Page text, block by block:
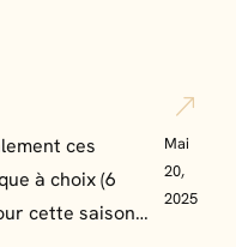
ces
à choix (6
cette saison…
Mai
20,
2025